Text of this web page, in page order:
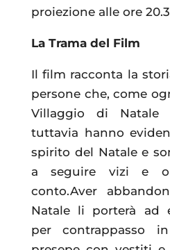
proiezione alle ore
La Trama del Film
Il film racconta la
persone che, come
Villaggio di Natale
tuttavia hanno
spirito del Natale e
a seguire vizi e
conto.Aver
Natale li porterà ad
per contrappasso